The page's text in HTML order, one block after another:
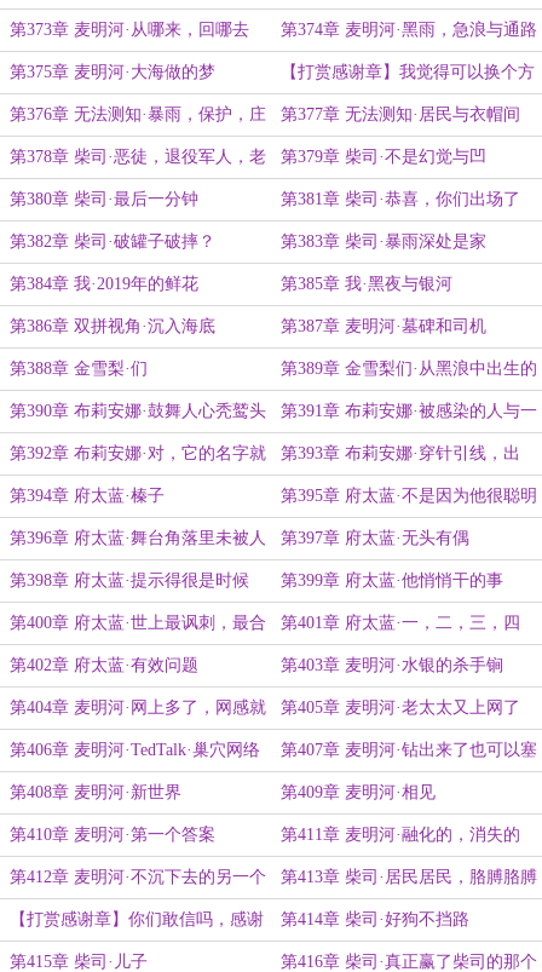
岁
第373章 麦明河·从哪来，回哪去 第374章 麦明河·黑雨，急浪与通路
第375章 麦明河·大海做的梦 【打赏感谢章】我觉得可以换个方
式感谢姥姥
第376章 无法测知·暴雨，保护，庄
园
第377章 无法测知·居民与衣帽间
第378章 柴司·恶徒，退役军人，老
中医
第379章 柴司·不是幻觉与凹
第380章 柴司·最后一分钟 第381章 柴司·恭喜，你们出场了
第382章 柴司·破罐子破摔？ 第383章 柴司·暴雨深处是家
第384章 我·2019年的鲜花 第385章 我·黑夜与银河
第386章 双拼视角·沉入海底 第387章 麦明河·墓碑和司机
第388章 金雪梨·们 第389章 金雪梨们·从黑浪中出生的
东西
第390章 布莉安娜·鼓舞人心秃鹫头 第391章 布莉安娜·被感染的人与一
直在等她的人
第392章 布莉安娜·对，它的名字就
叫？？？
第393章 布莉安娜·穿针引线，出
生，回家
第394章 府太蓝·榛子 第395章 府太蓝·不是因为他很聪明
第396章 府太蓝·舞台角落里未被人
看见的事
第397章 府太蓝·无头有偶
第398章 府太蓝·提示得很是时候 第399章 府太蓝·他悄悄干的事
第400章 府太蓝·世上最讽刺，最合
适的事
第401章 府太蓝·一，二，三，四
第402章 府太蓝·有效问题 第403章 麦明河·水银的杀手锏
第404章 麦明河·网上多了，网感就
很重，此乃必然之理
第405章 麦明河·老太太又上网了
第406章 麦明河·TedTalk·巢穴网络
信息技术的讲解与应用
第407章 麦明河·钻出来了也可以塞
回去
第408章 麦明河·新世界 第409章 麦明河·相见
第410章 麦明河·第一个答案 第411章 麦明河·融化的，消失的
第412章 麦明河·不沉下去的另一个
办法
第413章 柴司·居民居民，胳膊胳膊
【打赏感谢章】你们敢信吗，感谢
章终于进入四月了
第414章 柴司·好狗不挡路
第415章 柴司·儿子 第416章 柴司·真正赢了柴司的那个